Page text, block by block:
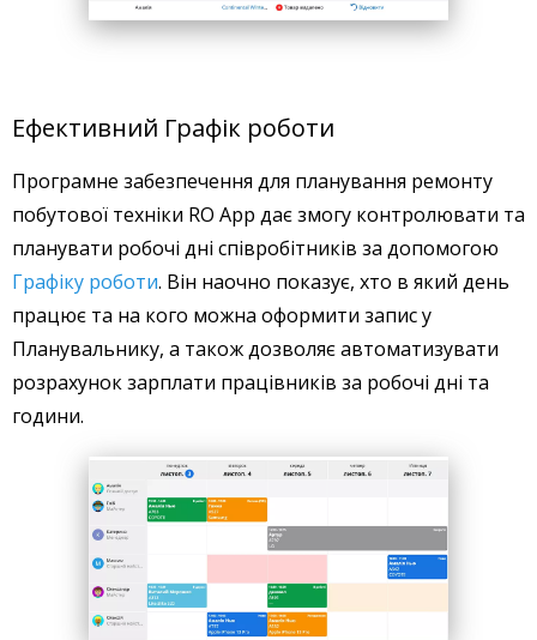
Ефективний Графік роботи
Програмне забезпечення для планування ремонту
побутової техніки RO App дає змогу контролювати та
планувати робочі дні співробітників за допомогою
Графіку роботи. Він наочно показує, хто в який день
працює та на кого можна оформити запис у
Планувальнику, а також дозволяє автоматизувати
розрахунок зарплати працівників за робочі дні та
години.